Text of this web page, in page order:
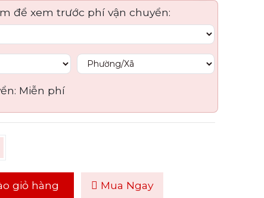
để xem trước phí vận chuyển:
Miễn phí
giỏ hàng Mua Ngay